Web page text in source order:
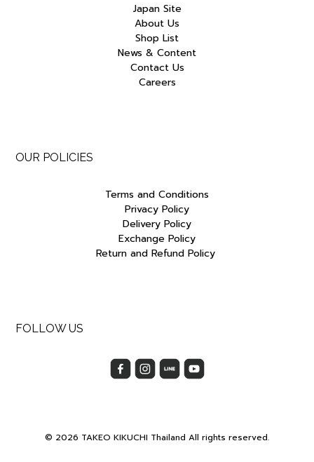
Japan Site
About Us
Shop List
News & Content
Contact Us
Careers
OUR POLICIES
Terms and Conditions
Privacy Policy
Delivery Policy
Exchange Policy
Return and Refund Policy
FOLLOW US
© 2026 TAKEO KIKUCHI Thailand All rights reserved.